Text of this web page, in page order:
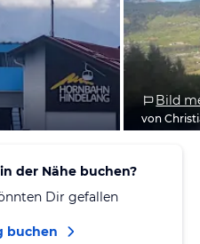
Bild
von
der Nähe buchen?
Dir gefallen
buchen